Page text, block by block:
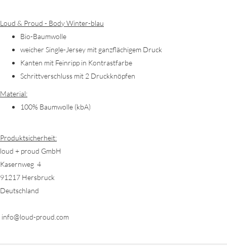
Loud & Proud - Body Winter-blau
Bio-Baumwolle
weicher Single-Jersey mit ganzflächigem Druck
Kanten mit Feinripp in Kontrastfarbe
Schrittverschluss mit 2 Druckknöpfen
Material:
100% Baumwolle (kbA)
Produktsicherheit:
loud + proud GmbH
Kasernweg 4
91217 Hersbruck
Deutschland
info@loud-proud.com